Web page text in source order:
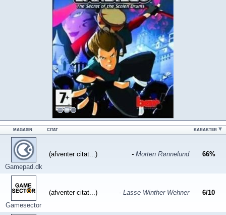
MAGASIN CITAT KARAKTER
Gamepad.dk
(afventer citat...) - Morten Rønnelund 66%
Gamesector
(afventer citat...) - Lasse Winther Wehner 6/10